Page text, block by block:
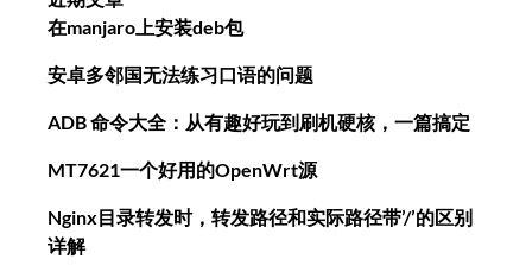
在manjaro上安装deb包
安卓多邻国无法练习口语的问题
ADB 命令大全：从有趣好玩到刷机硬核，一篇搞定
MT7621一个好用的OpenWrt源
Nginx目录转发时，转发路径和实际路径带’/’的区别
详解